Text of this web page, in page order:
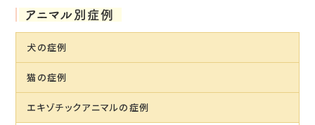
アニマル別症例
犬の症例
猫の症例
エキゾチックアニマルの症例